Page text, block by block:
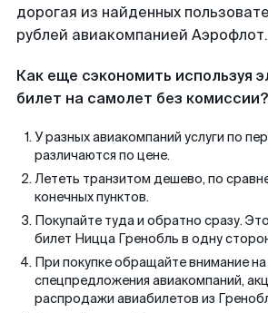
дорогая из найденных
рублей авиакомпанией Аэрофлот.
Как еще сэкономить используя
билет на самолет без комиссии?
У разных авиакомпаний услуги по
различаются по цене.
Лететь транзитом дешево, по
конечных пунктов.
Покупайте туда и обратно сразу.
билет Ницца Гренобль в одну
При покупке обращайте внимание
спецпредложения авиакомпаний,
распродажи авиабилетов из